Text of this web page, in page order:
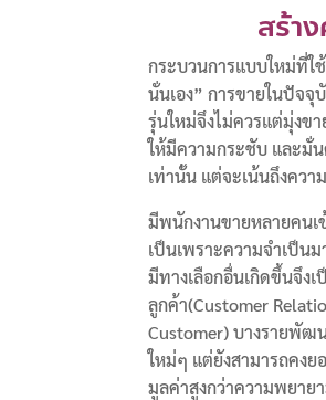
สร้า
กระบวนการแบบใหม่ที่ใ
นั่นเอง” การขายในปัจ
รุ่นใหม่จึงไม่ควรแต่มุ่งข
ให้มีความกระชับ และมั่
เท่านั้น แต่จะเน้นถึงคว
มีพนักงานขายหลายคนเ
เป็นเพราะความจำเป็น
มีทางเลือกอื่นเกิดขึ้นจึง
ลูกค้า(Customer
Customer) บางรายพัฒ
ใหม่ๆ แต่ยังสามารถคง
มูลค่าสูงกว่าความพยาย